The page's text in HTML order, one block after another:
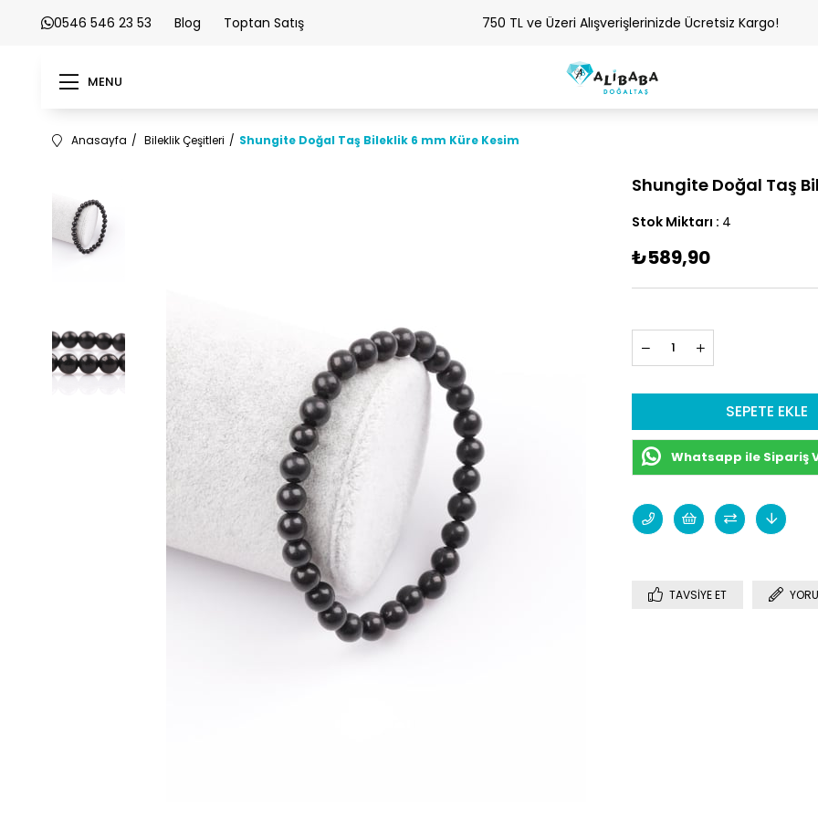
0546 546 23 53 Blog Toptan Satış 750 TL ve Üzeri Alışverişlerinizde Ücretsiz Kargo!
MENU
Anasayfa Bileklik Çeşitleri Shungite Doğal Taş Bileklik 6 mm Küre Kesim
Shungite Doğal Taş
Stok Miktarı : 4
₺589,90
Whatsapp ile Sipariş
TAVSIYE ET